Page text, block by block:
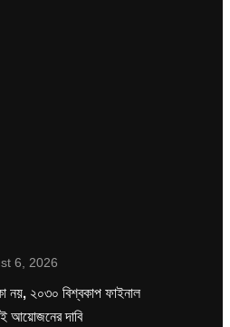
6, 2026
নয়, ২০৩০ বিশ্বকাপ ফাইনাল
আয়োজনের দাবি